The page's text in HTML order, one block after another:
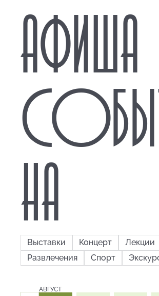
АФИША
НА
Выставки Концерт
Лекции
Развлечения
Спорт
АВГУСТ